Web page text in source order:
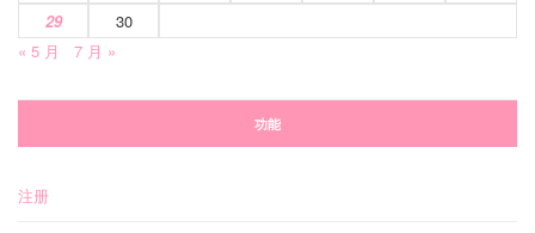
29
30
« 5 月
7 月 »
功能
注册